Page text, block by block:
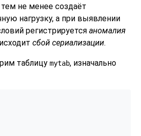
тем не менее создаёт
нагрузку, а при выявлении
регистрируется аномалия
сбой сериализации.
таблицу mytab, изначально